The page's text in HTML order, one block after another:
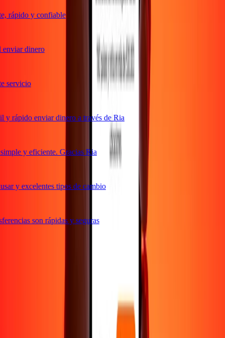
rápido y confiable
dinero
rápido enviar dinero a través de Ria
y eficiente. Gracias Ria
y excelentes tipos de cambio
son rápidas y seguras